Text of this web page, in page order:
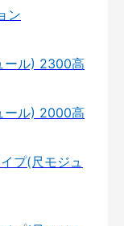
ン
ール) 2300高
ール) 2000高
プ(尺モジュ